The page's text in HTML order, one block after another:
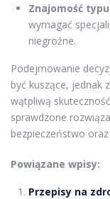
Znajomość
wymagać
niegroźne.
Podejmowanie
być kuszące, jednak
wątpliwą
sprawdzone
bezpieczeństwo
Powiązane wpisy:
Przepisy na